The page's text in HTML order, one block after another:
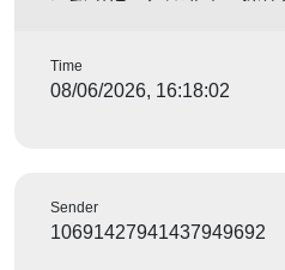
Time
08/06/2026, 16:18:02
Sender
10691427941437949692